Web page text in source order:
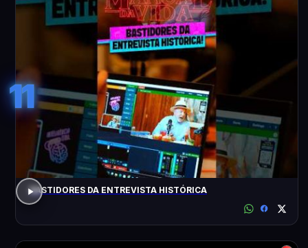
11
BASTIDORES DA ENTREVISTA HISTÓRICA